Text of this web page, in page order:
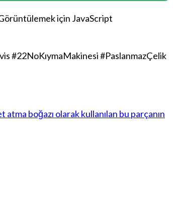
için JavaScript
#22NoKıymaMakinesi #PaslanmazÇelik